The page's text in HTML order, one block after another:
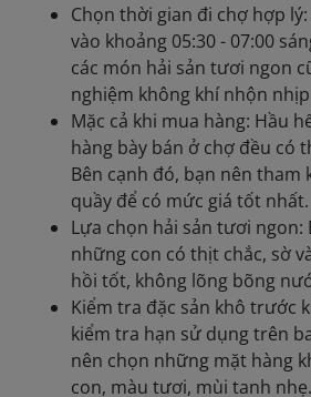
Chọn thời gian đi chợ hợp
vào khoảng 05:30 - 07:00
các món hải sản tươi ngon
nghiệm không khí nhộn
Mặc cả khi mua hàng: Hầu
hàng bày bán ở chợ đều có
Bên cạnh đó, bạn nên tham
quầy để có mức giá tốt nhất.
Lựa chọn hải sản tươi ngon:
những con có thịt chắc, sờ
hồi tốt, không lõng bõng
Kiểm tra đặc sản khô trước
kiểm tra hạn sử dụng trên
nên chọn những mặt hàng
con, màu tươi, mùi tanh